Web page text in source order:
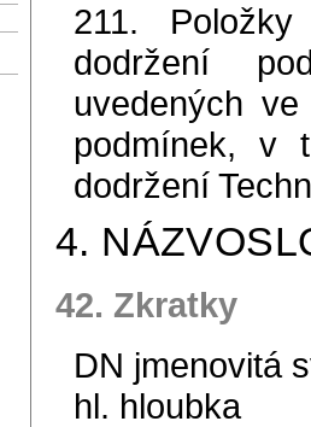
211.
dodržení
uvedených
podmínek, v
dodržení
4.
42. Zkratky
DN jmenovitá
hl. hloubka